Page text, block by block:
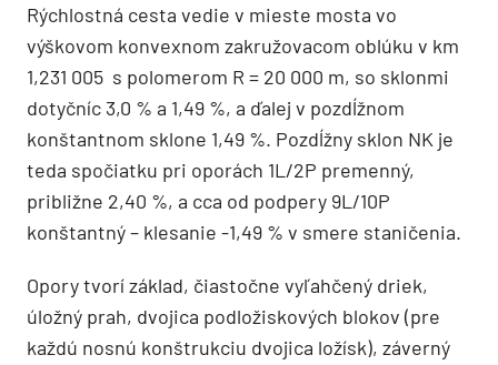
Rýchlostná cesta vedie v mieste mosta vo
výškovom konvexnom zakružovacom oblúku v km
1,231 005 s polomerom R = 20 000 m, so sklonmi
dotyčníc 3,0 % a 1,49 %, a ďalej v pozdĺžnom
konštantnom sklone 1,49 %. Pozdĺžny sklon NK je
teda spočiatku pri oporách 1L/2P premenný,
približne 2,40 %, a cca od podpery 9L/10P
konštantný – klesanie -1,49 % v smere staničenia.
Opory tvorí základ, čiastočne vyľahčený driek,
úložný prah, dvojica podložiskových blokov (pre
každú nosnú konštrukciu dvojica ložísk), záverný